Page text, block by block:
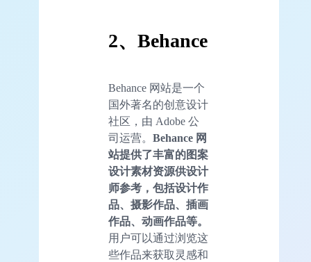
2、Behance
Behance 网站是一个
国外著名的创意设计
社区，由 Adobe 公
司运营。 Behance 网
站提供了丰富的图案
设计素材资源供设计
师参考，包括设计作
品、摄影作品、插画
作品、动画作品等。
用户可以通过浏览这
些作品来获取灵感和